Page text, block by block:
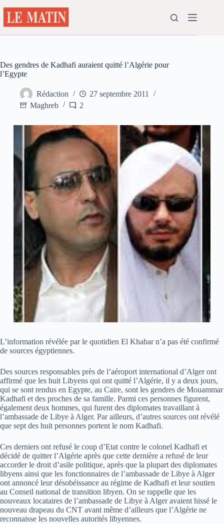
au
contenu
Des gendres de Kadhafi auraient quitté l’Algérie pour
l’Egypte
Rédaction
27 septembre 2011
Maghreb
2
L’information révélée par le quotidien El Khabar n’a pas été confirmé
de sources égyptiennes.
Des sources responsables près de l’aéroport international d’Alger ont
affirmé que les huit Libyens qui ont quitté l’Algérie, il y a deux jours,
qui se sont rendus en Egypte, au Caire, sont les gendres de Mouammar
Kadhafi et des proches de sa famille. Parmi ces personnes figurent,
également deux hommes, qui furent des diplomates travaillant à
l’ambassade de Libye à Alger. Par ailleurs, d’autres sources ont révélé
que sept des huit personnes portent le nom Kadhafi.
Ces derniers ont refusé le coup d’Etat contre le colonel Kadhafi et
décidé de quitter l’Algérie après que cette dernière a refusé de leur
accorder le droit d’asile politique, après que la plupart des diplomates
libyens ainsi que les fonctionnaires de l’ambassade de Libye à Alger
ont annoncé leur désobéissance au régime de Kadhafi et leur soutien
au Conseil national de transition libyen. On se rappelle que les
nouveaux locataires de l’ambassade de Libye à Alger avaient hissé le
nouveau drapeau du CNT avant même d’ailleurs que l’Algérie ne
reconnaisse les nouvelles autorités libyennes.